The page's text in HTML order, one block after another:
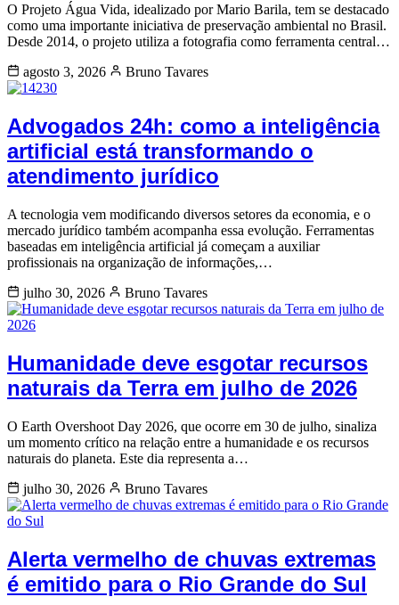
O Projeto Água Vida, idealizado por Mario Barila, tem se destacado
como uma importante iniciativa de preservação ambiental no Brasil.
Desde 2014, o projeto utiliza a fotografia como ferramenta central…
agosto 3, 2026
Bruno Tavares
Advogados 24h: como a inteligência
artificial está transformando o
atendimento jurídico
A tecnologia vem modificando diversos setores da economia, e o
mercado jurídico também acompanha essa evolução. Ferramentas
baseadas em inteligência artificial já começam a auxiliar
profissionais na organização de informações,…
julho 30, 2026
Bruno Tavares
Humanidade deve esgotar recursos
naturais da Terra em julho de 2026
O Earth Overshoot Day 2026, que ocorre em 30 de julho, sinaliza
um momento crítico na relação entre a humanidade e os recursos
naturais do planeta. Este dia representa a…
julho 30, 2026
Bruno Tavares
Alerta vermelho de chuvas extremas
é emitido para o Rio Grande do Sul